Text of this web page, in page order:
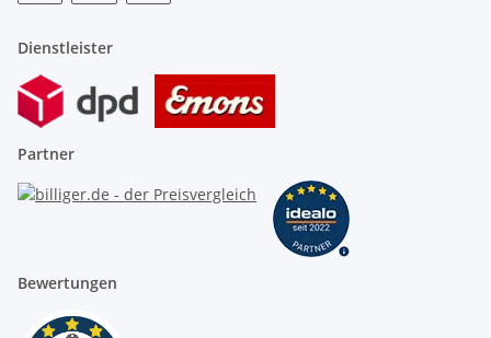
Dienstleister
Partner
Bewertungen